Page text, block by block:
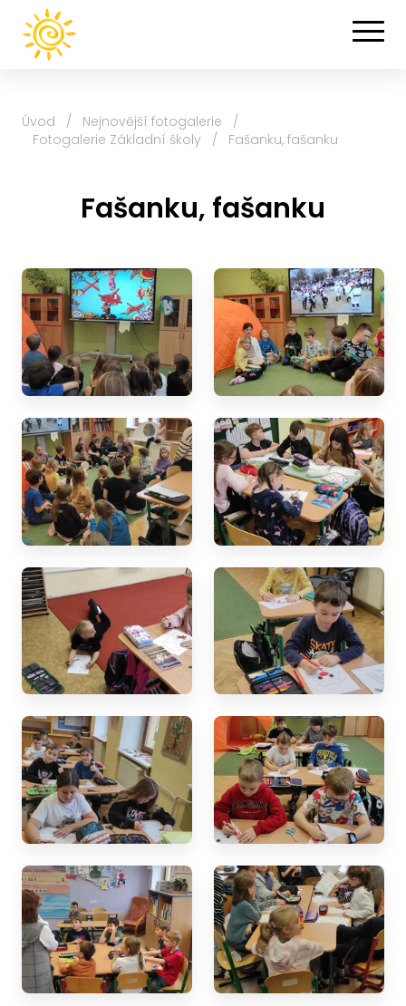
Úvod / Nejnovější fotogalerie
/
Fotogalerie Základní školy
/ Fašanku, fašanku
Fašanku, fašanku